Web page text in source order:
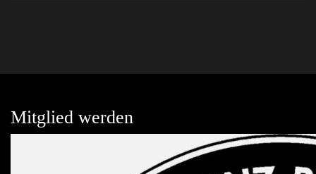
Mitglied werden